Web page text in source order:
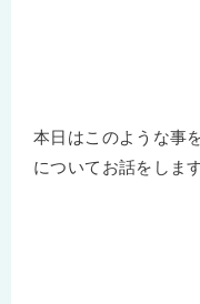
本日はこのような事
についてお話をします